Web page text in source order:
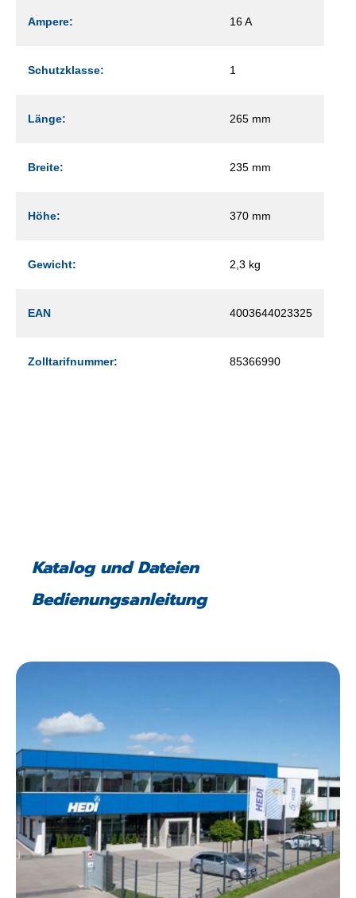
Ampere: 16 A
Schutzklasse: 1
Länge: 265 mm
Breite: 235 mm
Höhe: 370 mm
Gewicht: 2,3 kg
EAN 4003644023325
Zolltarifnummer: 85366990
Katalog und Dateien
Bedienungsanleitung